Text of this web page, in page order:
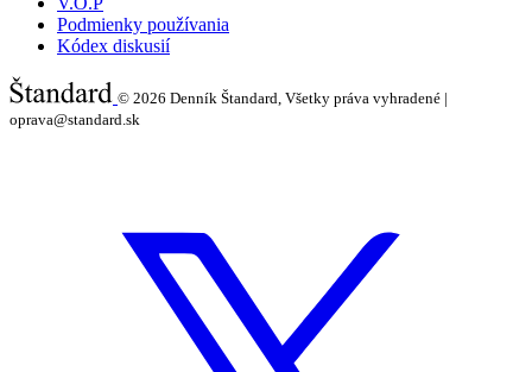
Podmienky používania
Kódex diskusií
© 2026 Denník Štandard, Všetky práva vyhradené |
oprava@standard.sk